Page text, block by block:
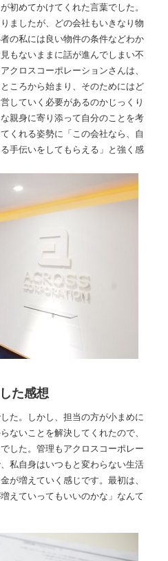
初めてかけてくれた言葉でした。
ましたが、どの会社もいきなり物
の私には良い物件の条件などわか
もないままに話が進んでしまい不
クロスコーポレーションさんは、
ころから始まり、そのためにはど
していく必要があるのかじっくり
親身に寄り添って自分のことを考
くれる姿勢に「この会社なら、自
手伝いをしてもらえる」と強く感
た感想
た。しかし、担当の方が小まめに
ないことを解決してくれたので、
した。管理もアクロスコーポレー
私自身はいつもと変わらない生活
が増えていく感じです。最初は、
えていってもいいのかな」なんて